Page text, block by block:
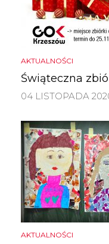
AKTUALNOŚCI
Świąteczna
04 LISTOPADA
AKTUALNOŚCI